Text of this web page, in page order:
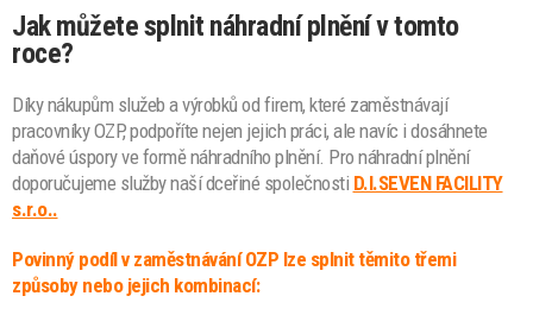
Jak můžete splnit náhradní plnění v tomto
roce?
Díky nákupům služeb a výrobků od firem, které zaměstnávají
pracovníky OZP, podpoříte nejen jejich práci, ale navíc i dosáhnete
daňové úspory ve formě náhradního plnění. Pro náhradní plnění
doporučujeme služby naší dceřiné společnosti D.I.SEVEN FACILITY
s.r.o..
Povinný podíl v zaměstnávání OZP lze splnit těmito třemi
způsoby nebo jejich kombinací: